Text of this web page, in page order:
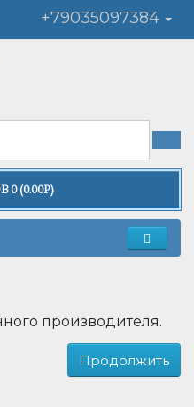
+79035097384
0 (0.00Р)
производителя.
Продолжить